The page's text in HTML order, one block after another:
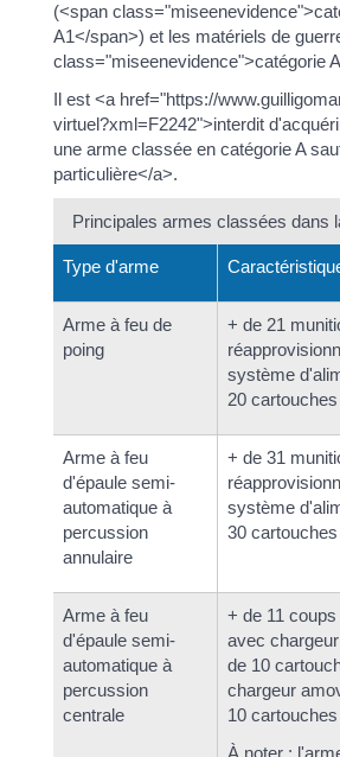
(<span
A1</span>) et les matériels de
class="miseenevidence">catégorie
Il est <a href="https://
virtuel?xml=F2242">interdit
une arme classée en catégorie A
particulière</a>.
Principales armes classées dans
Type d'arme
Arme à feu de
poing
+ de 21
système
20 cartouches
Arme à feu
d'épaule semi-
automatique à
percussion
annulaire
+ de 31
système
30 cartouches
Arme à feu
d'épaule semi-
automatique à
percussion
centrale
+ de 11
avec
de 10
chargeur
10
À noter :